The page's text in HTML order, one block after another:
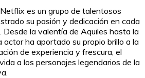
es un grupo de talentosos
su pasión y dedicación en cada
Desde la valentía de Aquiles hasta la
actor ha aportado su propio brillo a la
de experiencia y frescura, el
a los personajes legendarios de la